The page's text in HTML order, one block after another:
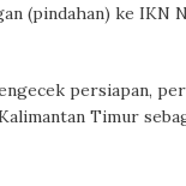
(pindahan) ke IKN
persiapan,
Timur